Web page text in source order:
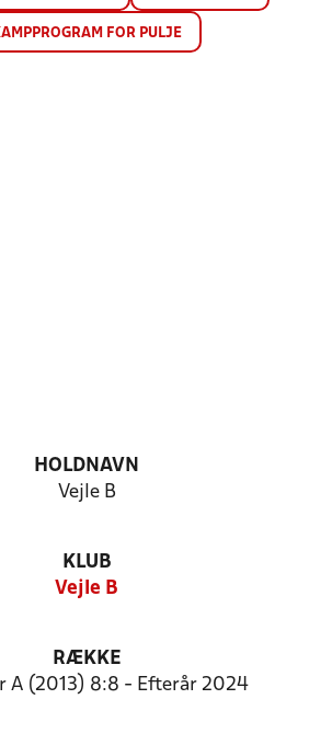
FOR PULJE
HOLDNAVN
Vejle B
KLUB
Vejle B
RÆKKE
A (2013) 8:8 - Efterår 2024